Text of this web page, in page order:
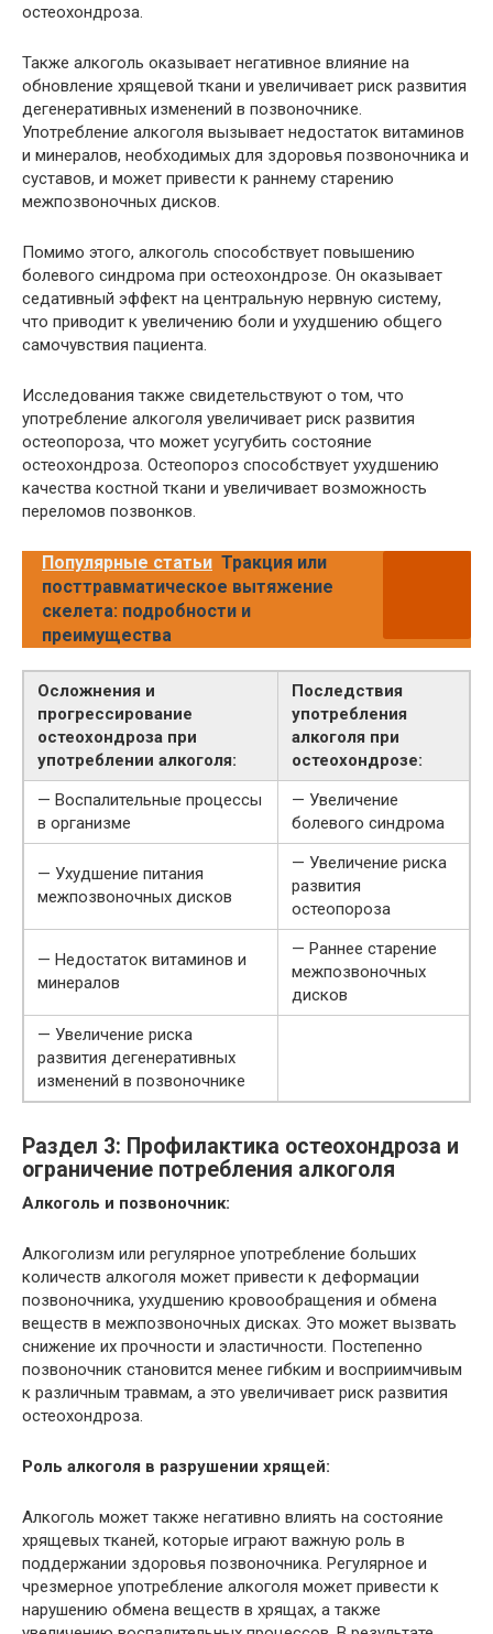
остеохондроза.
Также алкоголь оказывает негативное влияние на
обновление хрящевой ткани и увеличивает риск развития
дегенеративных изменений в позвоночнике.
Употребление алкоголя вызывает недостаток витаминов
и минералов, необходимых для здоровья позвоночника и
суставов, и может привести к раннему старению
межпозвоночных дисков.
Помимо этого, алкоголь способствует повышению
болевого синдрома при остеохондрозе. Он оказывает
седативный эффект на центральную нервную систему,
что приводит к увеличению боли и ухудшению общего
самочувствия пациента.
Исследования также свидетельствуют о том, что
употребление алкоголя увеличивает риск развития
остеопороза, что может усугубить состояние
остеохондроза. Остеопороз способствует ухудшению
качества костной ткани и увеличивает возможность
переломов позвонков.
Популярные статьи Тракция или
посттравматическое вытяжение
скелета: подробности и
преимущества
Осложнения и
прогрессирование
остеохондроза при
употреблении алкоголя:
Последствия
употребления
алкоголя при
остеохондрозе:
— Воспалительные процессы
в организме
— Увеличение
болевого синдрома
— Ухудшение питания
межпозвоночных дисков
— Увеличение риска
развития
остеопороза
— Недостаток витаминов и
минералов
— Раннее старение
межпозвоночных
дисков
— Увеличение риска
развития дегенеративных
изменений в позвоночнике
Раздел 3: Профилактика остеохондроза и
ограничение потребления алкоголя
Алкоголь и позвоночник:
Алкоголизм или регулярное употребление больших
количеств алкоголя может привести к деформации
позвоночника, ухудшению кровообращения и обмена
веществ в межпозвоночных дисках. Это может вызвать
снижение их прочности и эластичности. Постепенно
позвоночник становится менее гибким и восприимчивым
к различным травмам, а это увеличивает риск развития
остеохондроза.
Роль алкоголя в разрушении хрящей:
Алкоголь может также негативно влиять на состояние
хрящевых тканей, которые играют важную роль в
поддержании здоровья позвоночника. Регулярное и
чрезмерное употребление алкоголя может привести к
нарушению обмена веществ в хрящах, а также